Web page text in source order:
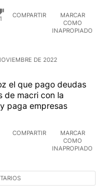
1
COMPARTIR
MARCAR
COMO
INAPROPIADO
DE 2022
el que pago deudas
de macri con la
paga empresas
COMPARTIR
MARCAR
COMO
INAPROPIADO